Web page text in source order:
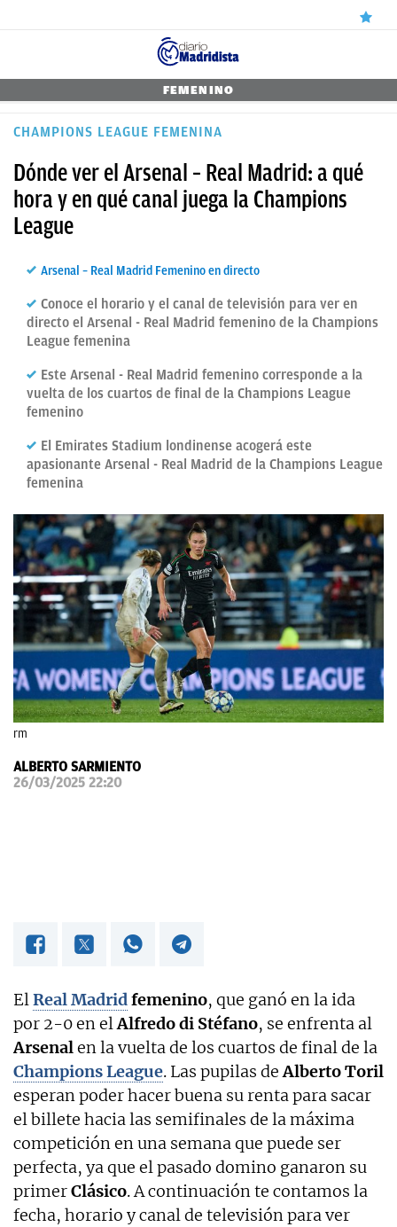
MADRID
BALONCESTO
DIRECTO
PAPARAZZI
FEMENINO
CHAMPIONS LEAGUE FEMENINA
Dónde ver el Arsenal – Real Madrid: a qué
hora y en qué canal juega la Champions
League
Arsenal – Real Madrid Femenino en directo
Conoce el horario y el canal de televisión para ver en
directo el Arsenal - Real Madrid femenino de la Champions
League femenina
Este Arsenal - Real Madrid femenino corresponde a la
vuelta de los cuartos de final de la Champions League
femenino
El Emirates Stadium londinense acogerá este
apasionante Arsenal - Real Madrid de la Champions League
femenina
rm
ALBERTO SARMIENTO
26/03/2025 22:20
ElReal Madridfemenino, que ganó en la ida
por 2-0 en elAlfredo di Stéfano, se enfrenta al
Arsenalen la vuelta de los cuartos de final de la
Champions League. Las pupilas deAlberto Toril
esperan poder hacer buena su renta para sacar
el billete hacia las semifinales de la máxima
competición en una semana que puede ser
perfecta, ya que el pasado domino ganaron su
primerClásico. A continuación te contamos la
fecha, horario y canal de televisión para ver